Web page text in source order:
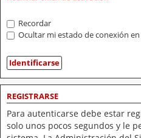
Recordar
Ocultar mi estado de conexión en
REGISTRARSE
Para autenticarse debe estar
solo unos pocos segundos y le